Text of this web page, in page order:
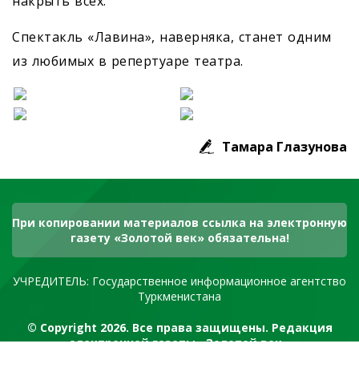
Спектакль «Лавина», наверняка, станет одним
из любимых в репертуаре театра.
Тамара Глазунова
При копировании материалов ссылка на электронную
газету «Золотой век» обязательна!
УЧРЕДИТЕЛЬ: Государственное информационное агентство
Туркменистана
© Copyright 2026. Все права защищены. Редакция
электронной газеты «Золотой век»